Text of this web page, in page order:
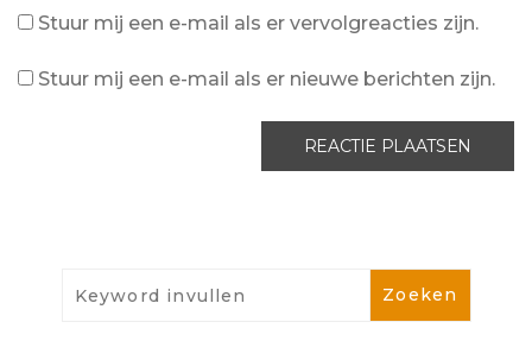
Stuur mij een e-mail als er vervolgreacties zijn.
Stuur mij een e-mail als er nieuwe berichten zijn.